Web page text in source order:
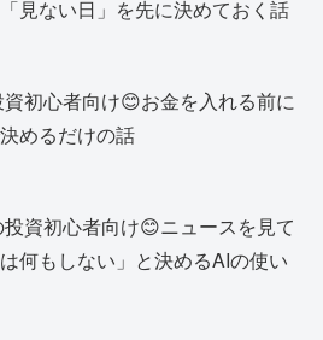
見ない日」を先に決めておく話
資初心者向け😊お金を入れる前に
めるだけの話
投資初心者向け😊ニュースを見て
何もしない」と決めるAIの使い